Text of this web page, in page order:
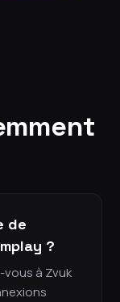
de
?
à Zvuk